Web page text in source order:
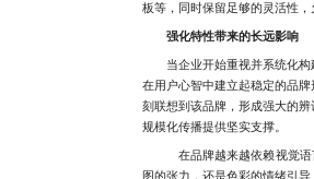
板等，同时保留足够的灵活性
强化特性带来的长远影响
当企业开始重视并系统化构
在用户心智中建立起稳定的品
刻联想到该品牌，形成强大的
规模化传播提供坚实支撑。
在品牌越来越依赖视觉语言
图的张力，还是色彩的情绪引